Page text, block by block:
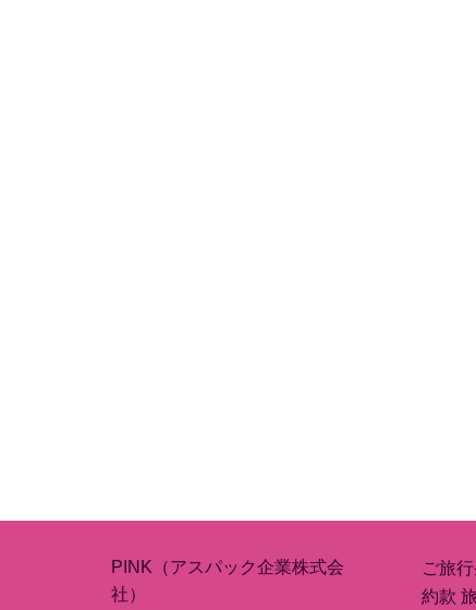
PINK（アスパック企業株式会
社）
ご旅
約款